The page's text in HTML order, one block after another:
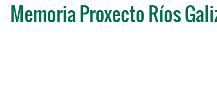
Memoria Proxecto Ríos